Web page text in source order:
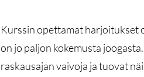
Kurssin opettamat harjoitukset
on jo paljon kokemusta
raskausajan vaivoja ja tuovat